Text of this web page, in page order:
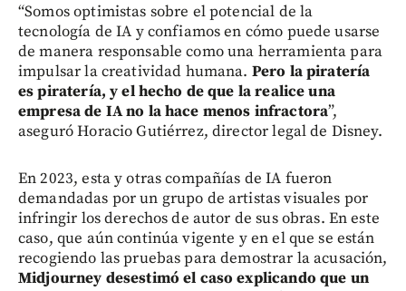
“Somos optimistas sobre el potencial de la
tecnología de IA y confiamos en cómo puede usarse
de manera responsable como una herramienta para
impulsar la creatividad humana. Pero la piratería
es piratería, y el hecho de que la realice una
empresa de IA no la hace menos infractora”,
aseguró Horacio Gutiérrez, director legal de Disney.
En 2023, esta y otras compañías de IA fueron
demandadas por un grupo de artistas visuales por
infringir los derechos de autor de sus obras. En este
caso, que aún continúa vigente y en el que se están
recogiendo las pruebas para demostrar la acusación,
Midjourney desestimó el caso explicando que un